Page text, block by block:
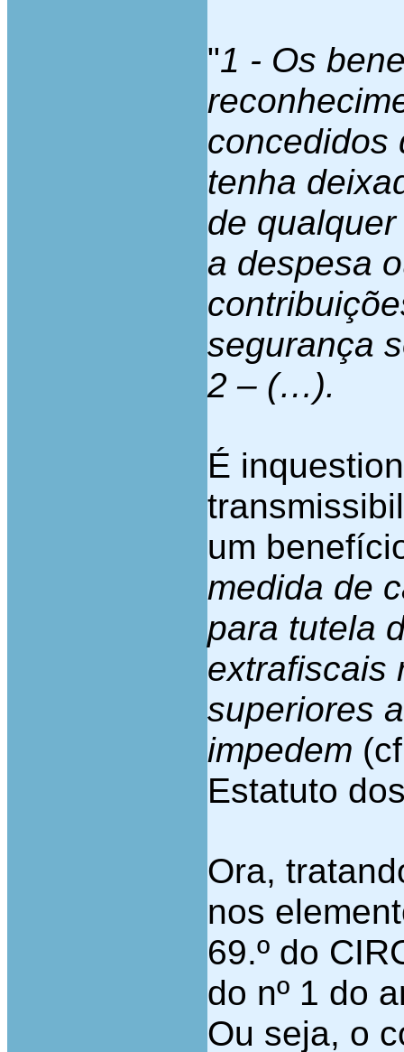
"1 - Os
concedidos
tenha
de
a despesa
segurança
2 – (…).
É
um
medida de
para tutela
extrafiscais
superiores
impedem
Estatuto
Ora,
nos
69.º do
do nº 1 do
Ou seja, o